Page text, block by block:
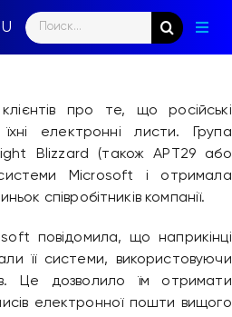
Search
for:
про те, що російські
електронні листи. Група
Blizzard (також APT29 або
Microsoft і отримала
співробітників компанії.
повідомила, що наприкінці
її системи, використовуючи
Це дозволило їм отримати
електронної пошти вищого